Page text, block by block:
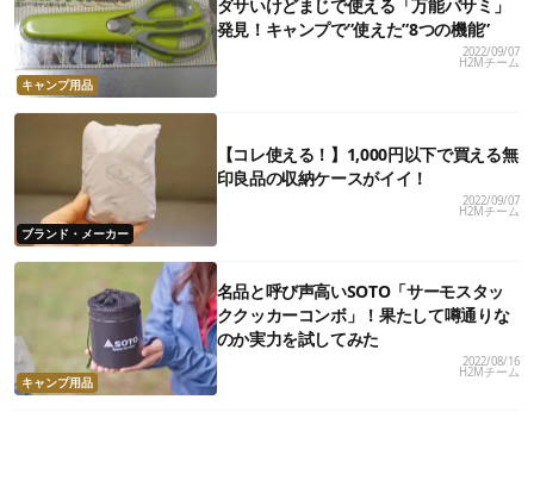
キャンプ用品
ダサいけどまじで使える「万能バサミ」
発見！キャンプで”使えた”8つの機能”
2022/09/07
H2Mチーム
ブランド・メーカー
【コレ使える！】1,000円以下で買える無
印良品の収納ケースがイイ！
2022/09/07
H2Mチーム
キャンプ用品
名品と呼び声高いSOTO「サーモスタッ
ククッカーコンボ」！果たして噂通りな
のか実力を試してみた
2022/08/16
H2Mチーム